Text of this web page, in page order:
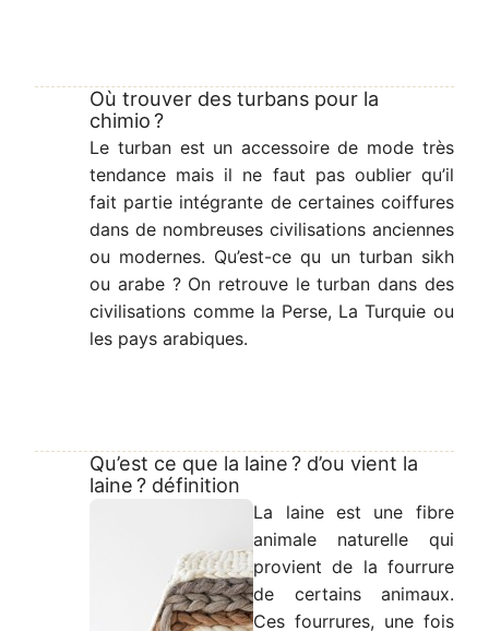
Où trouver des turbans pour la
chimio ?
Le turban est un accessoire de mode très
tendance mais il ne faut pas oublier qu’il
fait partie intégrante de certaines coiffures
dans de nombreuses civilisations anciennes
ou modernes. Qu’est-ce qu un turban sikh
ou arabe ? On retrouve le turban dans des
civilisations comme la Perse, La Turquie ou
les pays arabiques.
Qu’est ce que la laine ? d’ou vient la
laine ? définition
La laine est une fibre
animale naturelle qui
provient de la fourrure
de certains animaux.
Ces fourrures, une fois